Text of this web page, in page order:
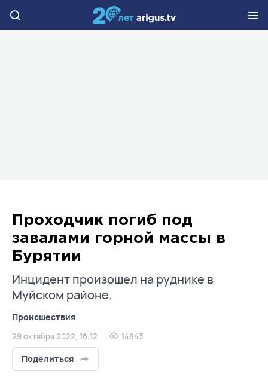
Проходчик погиб под
завалами горной массы в
Бурятии
Инцидент произошел на руднике в
Муйском районе.
Происшествия
29 октября 2022, 16:12 14843
Поделиться